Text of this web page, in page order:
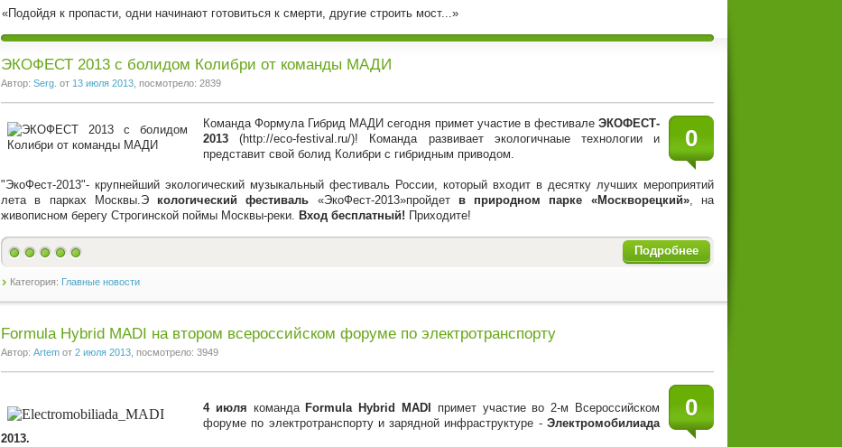
«Подойдя к пропасти, одни начинают готовиться к смерти, другие строить мост...»
ЭКОФЕСТ 2013 c болидом Колибри от команды МАДИ
Автор: Serg. от 13 июля 2013 , посмотрело: 2839
0
Команда Формула Гибрид МАДИ сегодня примет участие в фестивале ЭКОФЕСТ-
2013(http://eco-festival.ru/)! Команда развивает экологичнаые технологии и
представит свой болид Колибри с гибридным приводом.
"ЭкоФест-2013"- крупнейший экологический музыкальный фестиваль России, который входит в десятку лучших мероприятий
лета в парках Москвы.Э кологический фестиваль «ЭкоФест-2013»пройдет в природном парке «Москворецкий», на
живописном берегу Строгинской поймы Москвы-реки. Вход бесплатный! Приходите!
Подробнее
Категория: Главные новости
Formula Hybrid MADI на втором всероссийском форуме по электротранспорту
Автор: Artem от 2 июля 2013 , посмотрело: 3949
0
4 июля команда Formula Hybrid MADI
примет участие во 2-м Всероссийском
форуме по электротранспорту и зарядной инфраструктуре - Электромобилиада
2013.